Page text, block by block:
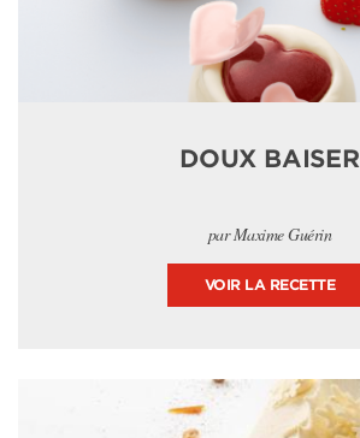
DOUX BAISER
par Maxime Guérin
VOIR LA RECETTE